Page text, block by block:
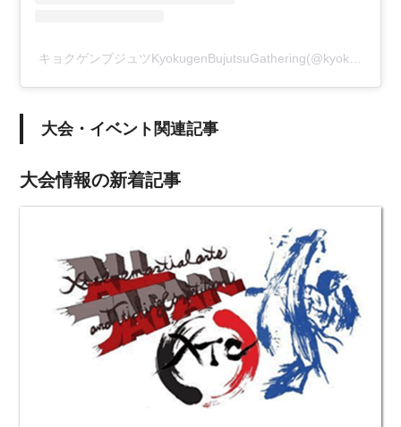
キョクゲンブジュツKyokugenBujutsuGathering(@kyokugenbujutsu)がシェアした投稿
大会・イベント関連記事
大会情報の新着記事